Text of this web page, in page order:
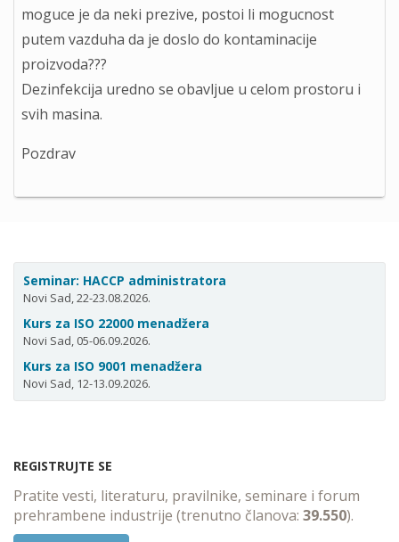
moguce je da neki prezive, postoi li mogucnost
putem vazduha da je doslo do kontaminacije
proizvoda???
Dezinfekcija uredno se obavljue u celom prostoru i
svih masina.
Pozdrav
Seminar: HACCP administratora
Novi Sad, 22-23.08.2026.
Kurs za ISO 22000 menadžera
Novi Sad, 05-06.09.2026.
Kurs za ISO 9001 menadžera
Novi Sad, 12-13.09.2026.
REGISTRUJTE SE
Pratite vesti, literaturu, pravilnike, seminare i forum
prehrambene industrije (trenutno članova: 39.550).